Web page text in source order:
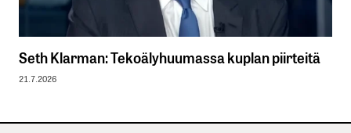
Seth Klarman: Tekoälyhuumassa kuplan piirteitä
21.7.2026